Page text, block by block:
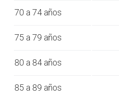
70 a 74 años
75 a 79 años
80 a 84 años
85 a 89 años